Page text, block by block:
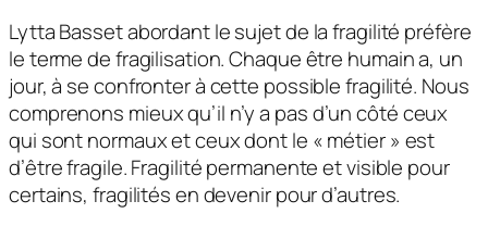
Lytta Basset abordant le sujet de la fragilité préfère
le terme de fragilisation. Chaque être humain a, un
jour, à se confronter à cette possible fragilité. Nous
comprenons mieux qu’il n’y a pas d’un côté ceux
qui sont normaux et ceux dont le « métier » est
d’être fragile. Fragilité permanente et visible pour
certains, fragilités en devenir pour d’autres.